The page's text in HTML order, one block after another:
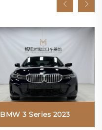
BMW 3 Series 2023